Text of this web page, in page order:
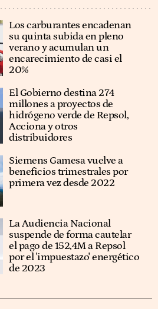
Los carburantes encadenan
su quinta subida en pleno
verano y acumulan un
encarecimiento de casi el
20%
El Gobierno destina 274
millones a proyectos de
hidrógeno verde de Repsol,
Acciona y otros
distribuidores
Siemens Gamesa vuelve a
beneficios trimestrales por
primera vez desde 2022
La Audiencia Nacional
suspende de forma cautelar
el pago de 152,4M a Repsol
por el 'impuestazo' energético
de 2023